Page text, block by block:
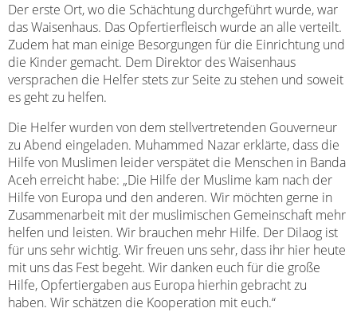
Der erste Ort, wo die Schächtung durchgeführt wurde, war
das Waisenhaus. Das Opfertierfleisch wurde an alle verteilt.
Zudem hat man einige Besorgungen für die Einrichtung und
die Kinder gemacht. Dem Direktor des Waisenhaus
versprachen die Helfer stets zur Seite zu stehen und soweit
es geht zu helfen.
Die Helfer wurden von dem stellvertretenden Gouverneur
zu Abend eingeladen. Muhammed Nazar erklärte, dass die
Hilfe von Muslimen leider verspätet die Menschen in Banda
Aceh erreicht habe: „Die Hilfe der Muslime kam nach der
Hilfe von Europa und den anderen. Wir möchten gerne in
Zusammenarbeit mit der muslimischen Gemeinschaft mehr
helfen und leisten. Wir brauchen mehr Hilfe. Der Dilaog ist
für uns sehr wichtig. Wir freuen uns sehr, dass ihr hier heute
mit uns das Fest begeht. Wir danken euch für die große
Hilfe, Opfertiergaben aus Europa hierhin gebracht zu
haben. Wir schätzen die Kooperation mit euch.“